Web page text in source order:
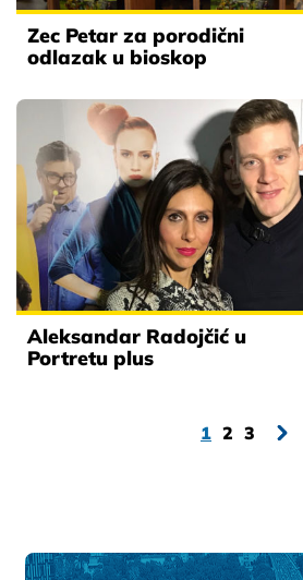
Zec Petar za porodični
odlazak u bioskop
Aleksandar Radojčić u
Portretu plus
1 2 3